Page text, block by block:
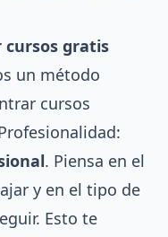
cursos gratis
un método
cursos
. Piensa en el
y en el tipo de
Esto te